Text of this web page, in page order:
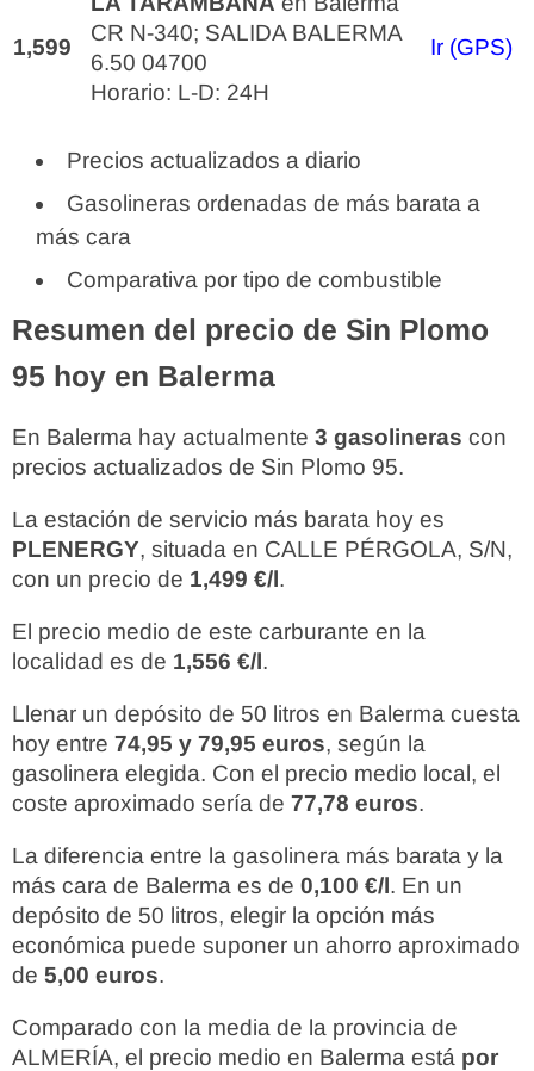
1,599
CR N-340; SALIDA BALERMA
6.50 04700
Horario: L-D: 24H
Ir (GPS)
Precios actualizados a diario
Gasolineras ordenadas de más barata a
más cara
Comparativa por tipo de combustible
Resumen del precio de Sin Plomo
95 hoy en Balerma
En Balerma hay actualmente 3 gasolineras con
precios actualizados de Sin Plomo 95.
La estación de servicio más barata hoy es
PLENERGY, situada en CALLE PÉRGOLA, S/N,
con un precio de 1,499 €/l.
El precio medio de este carburante en la
localidad es de 1,556 €/l.
Llenar un depósito de 50 litros en Balerma cuesta
hoy entre 74,95 y 79,95 euros, según la
gasolinera elegida. Con el precio medio local, el
coste aproximado sería de 77,78 euros.
La diferencia entre la gasolinera más barata y la
más cara de Balerma es de 0,100 €/l. En un
depósito de 50 litros, elegir la opción más
económica puede suponer un ahorro aproximado
de 5,00 euros.
Comparado con la media de la provincia de
ALMERÍA, el precio medio en Balerma está por